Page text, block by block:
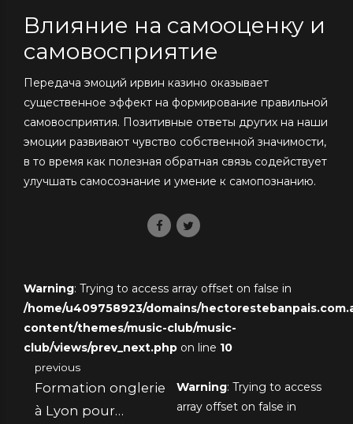
Влияние на самооценку и
самовосприятие
Передача эмоций ирвин казино оказывает
существенное эффект на формирование правильной
самовосприятия. Позитивные ответы других на наши
эмоции развивают чувство собственной значимости,
в то время как полезная обратная связь содействует
улучшать самосознание и умение к самопознанию.
Warning: Trying to access array offset on false in
/home/u409758923/domains/
content/themes/music-club/music-
club/views/prev_next.php on line 10
previous
Formation onglerie
à Lyon pour
Warning: Trying to access
array offset on false in